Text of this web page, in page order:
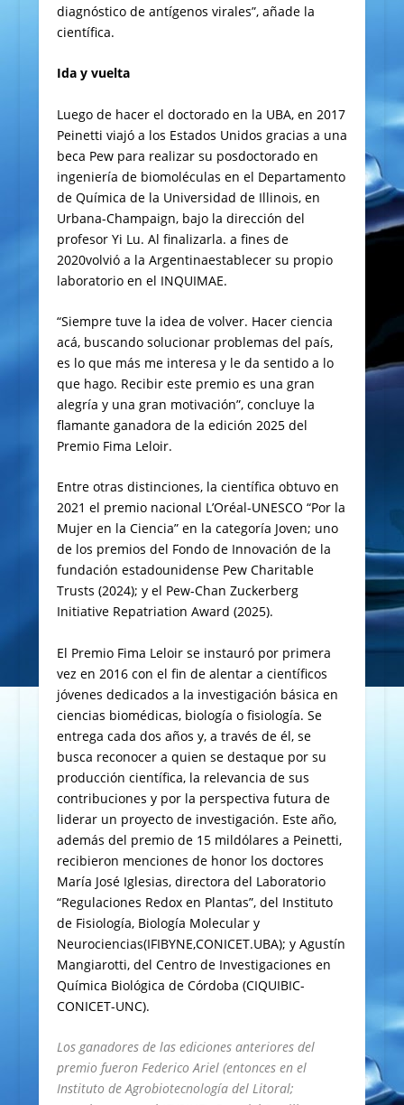
diagnóstico de antígenos virales”, añade la
científica.
Ida y vuelta
Luego de hacer el doctorado en la UBA, en 2017
Peinetti viajó a los Estados Unidos gracias a una
beca Pew para realizar su posdoctorado en
ingeniería de biomoléculas en el Departamento
de Química de la Universidad de Illinois, en
Urbana-Champaign, bajo la dirección del
profesor Yi Lu. Al finalizarla. a fines de
2020volvió a la Argentinaestablecer su propio
laboratorio en el INQUIMAE.
“Siempre tuve la idea de volver. Hacer ciencia
acá, buscando solucionar problemas del país,
es lo que más me interesa y le da sentido a lo
que hago. Recibir este premio es una gran
alegría y una gran motivación”, concluye la
flamante ganadora de la edición 2025 del
Premio Fima Leloir.
Entre otras distinciones, la científica obtuvo en
2021 el premio nacional L’Oréal-UNESCO “Por la
Mujer en la Ciencia” en la categoría Joven; uno
de los premios del Fondo de Innovación de la
fundación estadounidense Pew Charitable
Trusts (2024); y el Pew-Chan Zuckerberg
Initiative Repatriation Award (2025).
El Premio Fima Leloir se instauró por primera
vez en 2016 con el fin de alentar a científicos
jóvenes dedicados a la investigación básica en
ciencias biomédicas, biología o fisiología. Se
entrega cada dos años y, a través de él, se
busca reconocer a quien se destaque por su
producción científica, la relevancia de sus
contribuciones y por la perspectiva futura de
liderar un proyecto de investigación. Este año,
además del premio de 15 mildólares a Peinetti,
recibieron menciones de honor los doctores
María José Iglesias, directora del Laboratorio
“Regulaciones Redox en Plantas”, del Instituto
de Fisiología, Biología Molecular y
Neurociencias(IFIBYNE,CONICET.UBA); y Agustín
Mangiarotti, del Centro de Investigaciones en
Química Biológica de Córdoba (CIQUIBIC-
CONICET-UNC).
Los ganadores de las ediciones anteriores del
premio fueron Federico Ariel (entonces en el
Instituto de Agrobiotecnología del Litoral;